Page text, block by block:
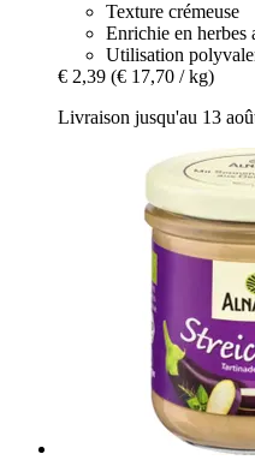
Texture crémeuse
Enrichie en herbes
Utilisation
€ 2,39 (€ 17,70 / kg)
Livraison jusqu'au 13